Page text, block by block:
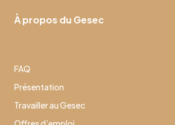
À propos du Gesec
FAQ
Présentation
Travailler au Gesec